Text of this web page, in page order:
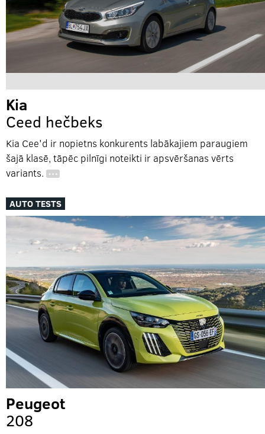
Kia
Ceed hečbeks
Kia Cee'd ir nopietns konkurents labākajiem paraugiem
šajā klasē, tāpēc pilnīgi noteikti ir apsvēršanas vērts
variants. …
AUTO TESTS
Peugeot
208